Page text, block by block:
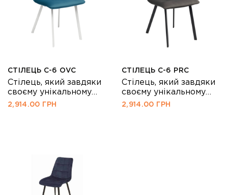
СТІЛЕЦЬ С-6 OVC
Стілець, який завдяки
своєму унікальному
дизайну та якісним
2,914.00 ГРН
СТІЛЕЦЬ С-6 PRC
Стілець, який завдяки
своєму унікальному
дизайну та якісним
2,914.00 ГРН